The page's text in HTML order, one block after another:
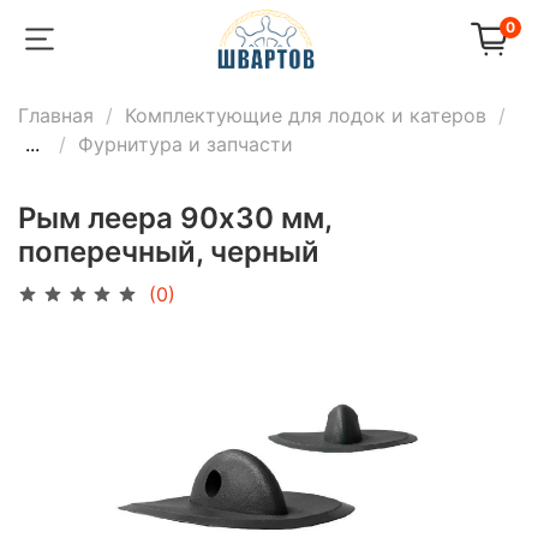
0
Главная
Комплектующие для лодок и катеров
...
Фурнитура и запчасти
Рым леера 90x30 мм,
поперечный, черный
(0)